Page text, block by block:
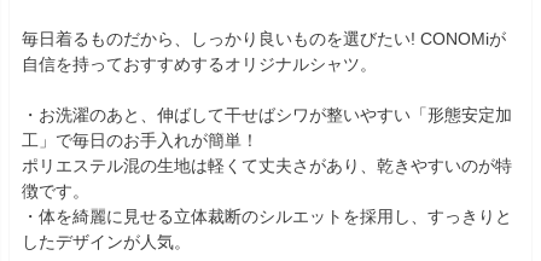
毎日着るものだから、しっかり良いものを選びたい! CONOMiが
自信を持っておすすめするオリジナルシャツ。
・お洗濯のあと、伸ばして干せばシワが整いやすい「形態安定加
工」で毎日のお手入れが簡単！
ポリエステル混の生地は軽くて丈夫さがあり、乾きやすいのが特
徴です。
・体を綺麗に見せる立体裁断のシルエットを採用し、すっきりと
したデザインが人気。